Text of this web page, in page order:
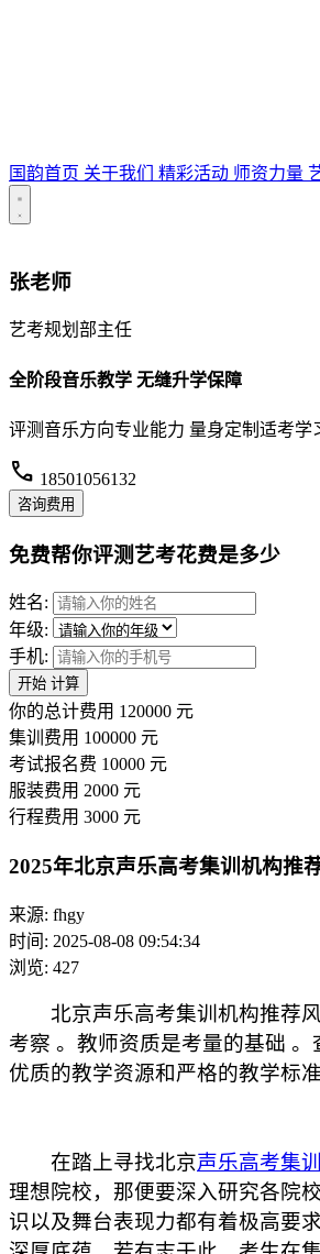
国韵首页 关于我们 精彩活动 师资力量
张老师
艺考规划部主任
全阶段音乐教学 无缝升学保障
评测音乐方向专业能力 量身定制适考学
call 18501056132
咨询费用
免费帮你评测艺考花费是多少
姓名:
年级:
手机:
开始 计算
你的总计费用 120000 元
集训费用 100000 元
考试报名费 10000 元
服装费用 2000 元
行程费用 3000 元
2025年北京声乐高考集训机构推
来源: fhgy
时间: 2025-08-08 09:54:34
浏览: 427
北京声乐高考集训机构推荐风
考察 。​教师资质是考量的基础
优质的教学资源和严格的教学标
在踏上寻找北京声乐高考集
理想院校，那便要深入研究各院
识以及舞台表现力都有着极高要